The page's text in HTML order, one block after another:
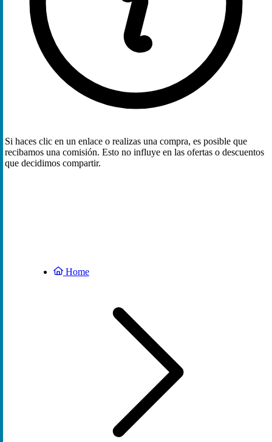
Si haces clic en un enlace o realizas una compra, es posible que
recibamos una comisión. Esto no influye en las ofertas o descuentos
que decidimos compartir.
Home